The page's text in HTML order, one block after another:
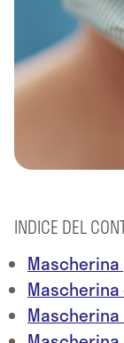
INDICE DEL
Mascherina